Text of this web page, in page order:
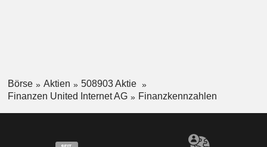
Börse Aktien
508903 Aktie
Finanzen United Internet AG
Finanzkennzahlen